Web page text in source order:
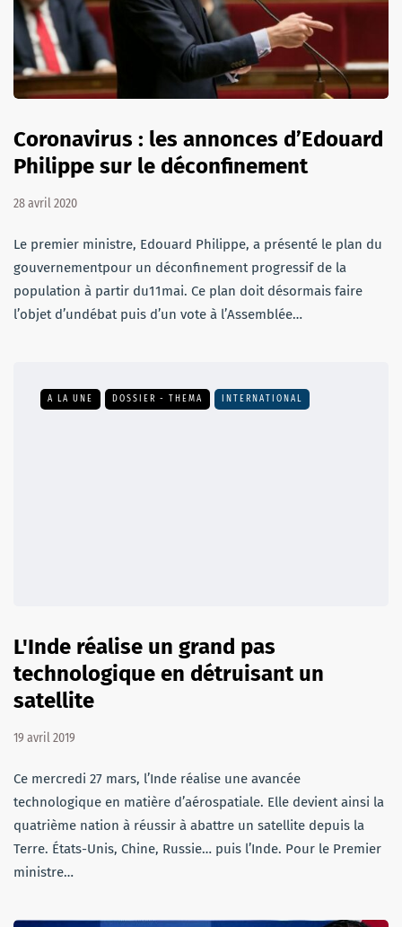
Coronavirus : les annonces d’Edouard
Philippe sur le déconfinement
28 avril 2020
Le premier ministre, Edouard Philippe, a présenté le plan du
gouvernementpour un déconfinement progressif de la
population à partir du11mai. Ce plan doit désormais faire
l’objet d’undébat puis d’un vote à l’Assemblée…
A LA UNE DOSSIER - THEMA INTERNATIONAL
L'Inde réalise un grand pas
technologique en détruisant un
satellite
19 avril 2019
Ce mercredi 27 mars, l’Inde réalise une avancée
technologique en matière d’aérospatiale. Elle devient ainsi la
quatrième nation à réussir à abattre un satellite depuis la
Terre. États-Unis, Chine, Russie… puis l’Inde. Pour le Premier
ministre…